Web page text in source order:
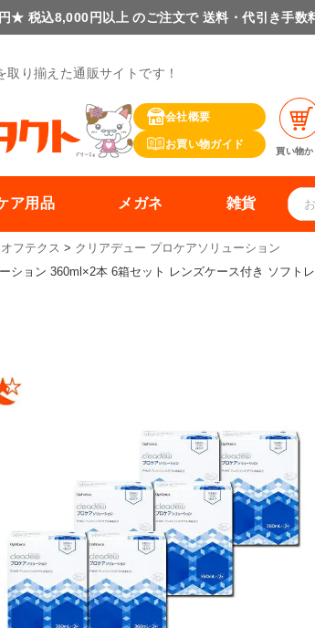
★ 税込8,000円以上 のご注文で 送料・代引き手数
り揃えた通販サイトです！
会社概要
お買い物ガイド
買い物
ア用品 メガネ 雑貨
オフテクス
クリアデュー プロケアソリューション
ション 360ml×2本 6箱セット レンズケース付き ソフト